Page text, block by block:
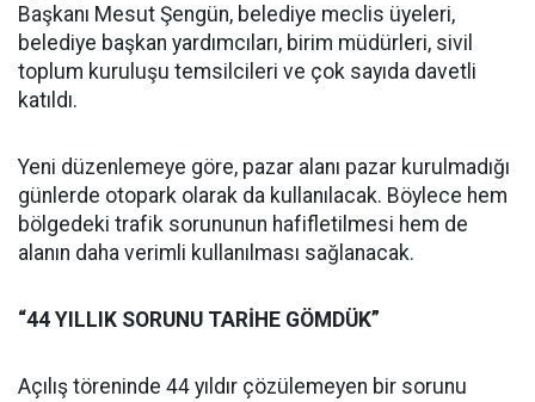
Başkanı Mesut Şengün, belediye meclis üyeleri,
belediye başkan yardımcıları, birim müdürleri, sivil
toplum kuruluşu temsilcileri ve çok sayıda davetli
katıldı.
Yeni düzenlemeye göre, pazar alanı pazar kurulmadığı
günlerde otopark olarak da kullanılacak. Böylece hem
bölgedeki trafik sorununun hafifletilmesi hem de
alanın daha verimli kullanılması sağlanacak.
“44 YILLIK SORUNU TARİHE GÖMDÜK”
Açılış töreninde 44 yıldır çözülemeyen bir sorunu